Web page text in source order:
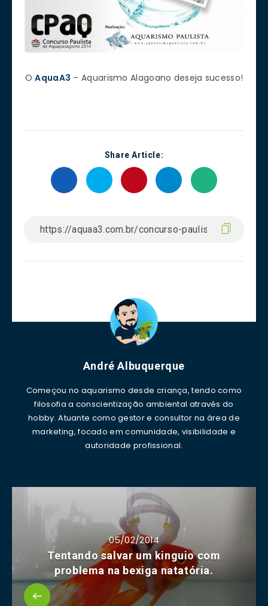
OAquaA3 – Aquarismo Alagoano deseja sucesso!
Share Article:
André Albuquerque
Começou no aquarismo desde criança, tendo como
filosofia a conscientização ambiental através do
hobby. Atuante como gestor e consultor na área de
marketing, focado em comunidade, visibilidade e
autoridade profissional.
05/02/2014
Tentando salvar um kinguio com
problema na bexiga natatória.